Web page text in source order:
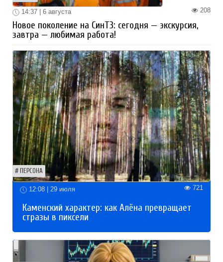
208
14:37 | 6 августа
Новое поколение на СинТЗ: сегодня — экскурсия,
завтра — любимая работа!
ПЕРСОНА
12:08 | 29 июля 721
Каменский характер: как Алёна превращает
стразы в пиксели